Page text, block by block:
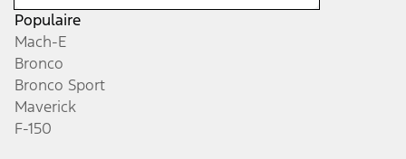
Populaire
Mach-E
Bronco
Bronco Sport
Maverick
F-150